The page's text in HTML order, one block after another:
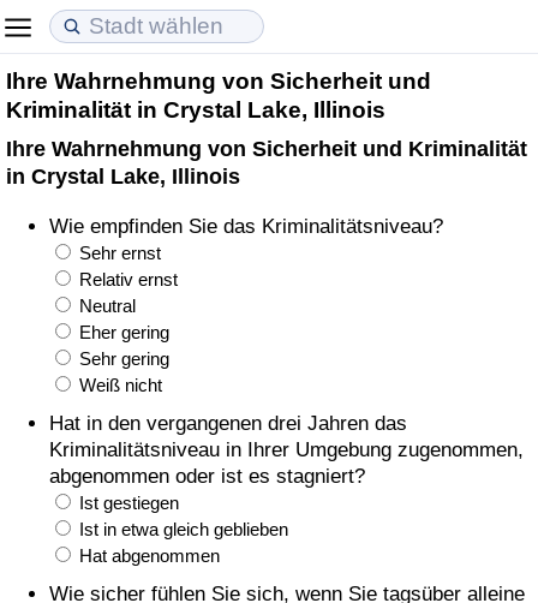
Ihre Wahrnehmung von Sicherheit und
Kriminalität in Crystal Lake, Illinois
Ihre Wahrnehmung von Sicherheit und Kriminalität
in Crystal Lake, Illinois
Wie empfinden Sie das Kriminalitätsniveau?
Sehr ernst
Relativ ernst
Neutral
Eher gering
Sehr gering
Weiß nicht
Hat in den vergangenen drei Jahren das
Kriminalitätsniveau in Ihrer Umgebung zugenommen,
abgenommen oder ist es stagniert?
Ist gestiegen
Ist in etwa gleich geblieben
Hat abgenommen
Wie sicher fühlen Sie sich, wenn Sie tagsüber alleine
Lebenshaltungskosten
Lebenshaltungskosten-Index (aktuell)
Lebenshaltungskosten-Index
Lebenshaltungskosten-Index nach Land
in Akaba
Immobilienpreise
Immobilienpreis-Index (aktuell)
Immobilienpreis-Index
Immobilienpreis-Index nach Land
Lebensqualität
Lebensqualität-Index
Lebensqualität-Index (aktuell)
Lebensqualitätsindex nach Land
Kriminalität
Kriminalitäts-Index (aktuell)
Kriminalitäts-Index
Kriminalitätsindex nach Land
Gesundheitsversorgung